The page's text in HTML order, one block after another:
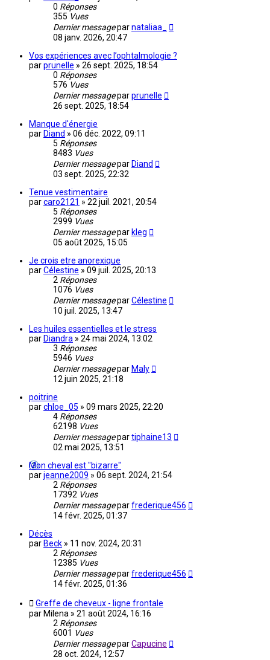
0 Réponses
355 Vues
Dernier messageparnataliaa_
08 janv. 2026, 20:47
Vos expériences avec l’ophtalmologie ?
parprunelle » 26 sept. 2025, 18:54
0 Réponses
576 Vues
Dernier messageparprunelle
26 sept. 2025, 18:54
Manque d'énergie
par Diand » 06 déc. 2022, 09:11
5 Réponses
8483 Vues
Dernier messagepar Diand
03 sept. 2025, 22:32
Tenue vestimentaire
parcaro2121 » 22 juil. 2021, 20:54
5 Réponses
2999 Vues
Dernier messagepar kleg
05 août 2025, 15:05
Je crois etre anorexique
parCélestine » 09 juil. 2025, 20:13
2 Réponses
1076 Vues
Dernier messageparCélestine
10 juil. 2025, 13:47
Les huiles essentielles et le stress
par Diandra » 24 mai 2024, 13:02
3 Réponses
5946 Vues
Dernier messagepar Maly
12 juin 2025, 21:18
poitrine
parchloe_05 » 09 mars 2025, 22:20
4 Réponses
62198 Vues
Dernier messagepartiphaine13
02 mai 2025, 13:51
Mon cheval est "bizarre"
parjeanne2009 » 06 sept. 2024, 21:54
2 Réponses
17392 Vues
Dernier messageparfrederique456
14 févr. 2025, 01:37
Décès
par Beck » 11 nov. 2024, 20:31
2 Réponses
12385 Vues
Dernier messageparfrederique456
14 févr. 2025, 01:36
Greffe de cheveux - ligne frontale
par Milena » 21 août 2024, 16:16
2 Réponses
6001 Vues
Dernier messageparCapucine
28 oct. 2024, 12:57